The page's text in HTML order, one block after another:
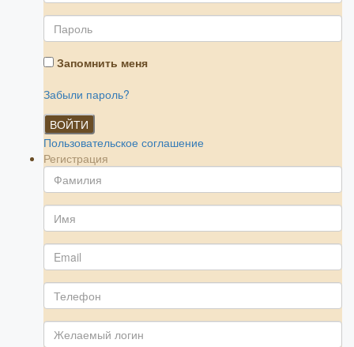
Запомнить меня
Забыли пароль?
ВОЙТИ
Пользовательское соглашение
Регистрация